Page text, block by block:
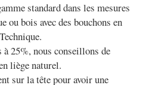
standard dans les mesures
ou bois avec des bouchons en
25%, nous conseillons de
liège naturel.
sur la tête pour avoir une